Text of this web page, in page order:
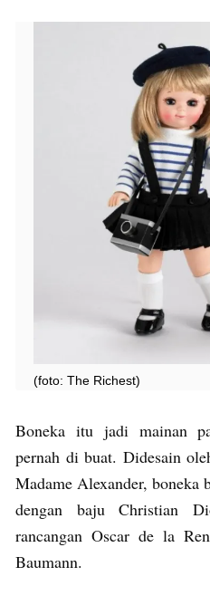
(foto: The Richest)
Boneka itu jadi mainan
pernah di buat. Didesain
Madame Alexander, boneka
dengan baju Christian
rancangan Oscar de la
Baumann.